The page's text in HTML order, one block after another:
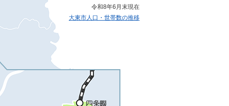
令和8年6月末現在
大東市人口・世帯数の推移